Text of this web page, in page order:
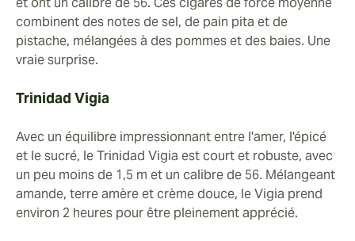
combinent des notes de sel, de pain pita et de
pistache, mélangées à des pommes et des baies. Une
vraie surprise.
Trinidad Vigia
Avec un équilibre impressionnant entre l'amer, l'épicé
et le sucré, le Trinidad Vigia est court et robuste, avec
un peu moins de 1,5 m et un calibre de 56. Mélangeant
amande, terre amère et crème douce, le Vigia prend
environ 2 heures pour être pleinement apprécié.